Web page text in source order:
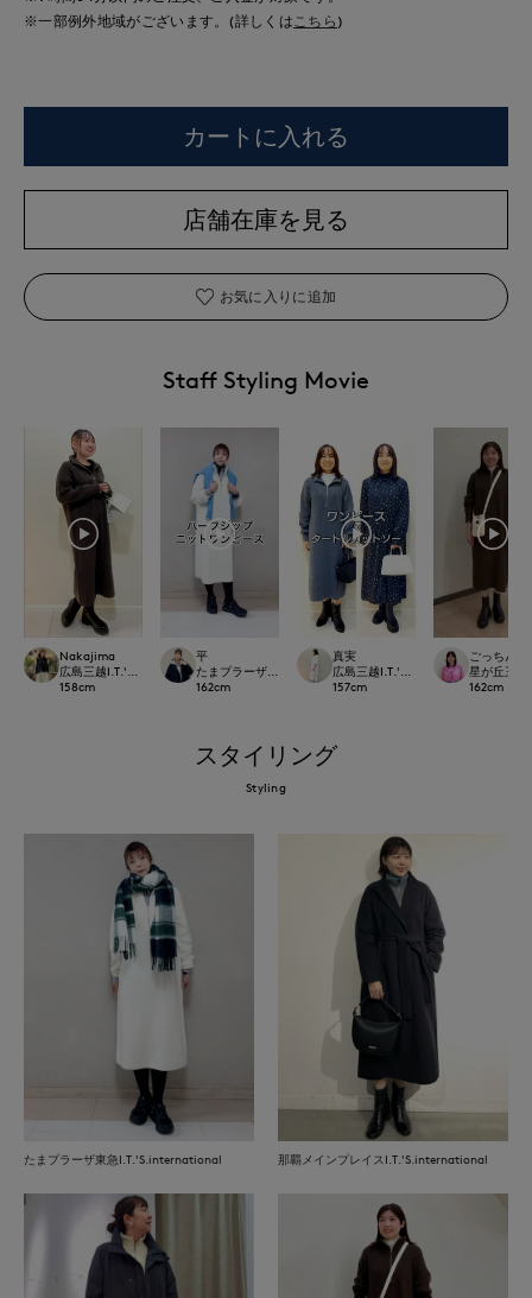
※一部例外地域がございます。(詳しくは こちら )
カートに入れる
店舗在庫を見る
お気に入りに追加
Staff Styling Movie
Nakajima
広島三越I.T.'S.international
158cm
平
たまプラーザ東急I.T.'S.international
162cm
真実
広島三越I.T.'S.international
157cm
ごっちん
星が丘三
162cm
スタイリング
Styling
たまプラーザ東急I.T.'S.international 那覇メインプレイスI.T.'S.international